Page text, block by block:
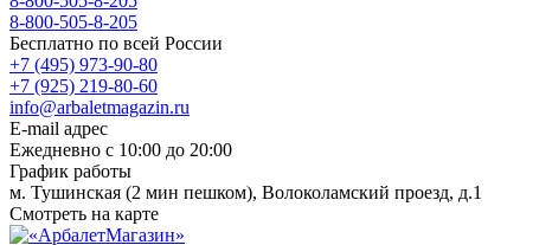
8-800-505-8-205
Бесплатно по всей России
+7 (495) 973-90-80
+7 (925) 219-80-60
info@arbaletmagazin.ru
E-mail адрес
Ежедневно с 10:00 до 20:00
График работы
м. Тушинская (2 мин пешком), Волоколамский проезд, д.1
Смотреть на карте